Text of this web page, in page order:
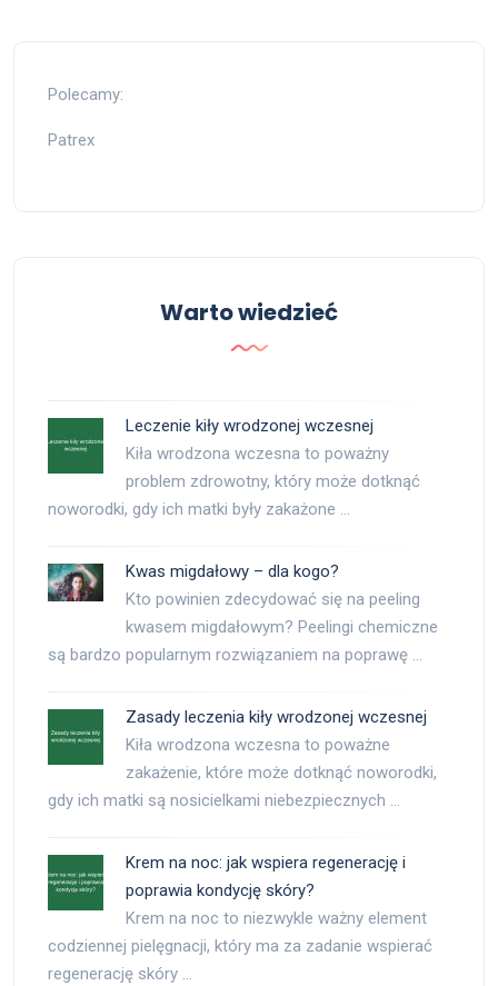
Polecamy:
Patrex
Warto wiedzieć
Leczenie kiły wrodzonej wczesnej
Kiła wrodzona wczesna to poważny
problem zdrowotny, który może dotknąć
noworodki, gdy ich matki były zakażone …
Kwas migdałowy – dla kogo?
Kto powinien zdecydować się na peeling
kwasem migdałowym? Peelingi chemiczne
są bardzo popularnym rozwiązaniem na poprawę …
Zasady leczenia kiły wrodzonej wczesnej
Kiła wrodzona wczesna to poważne
zakażenie, które może dotknąć noworodki,
gdy ich matki są nosicielkami niebezpiecznych …
Krem na noc: jak wspiera regenerację i
poprawia kondycję skóry?
Krem na noc to niezwykle ważny element
codziennej pielęgnacji, który ma za zadanie wspierać
regenerację skóry …